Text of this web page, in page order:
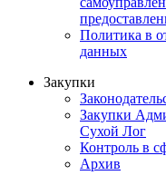
Политика в
данных
Закупки
Закупки
Сухой Лог
Контроль в
Архив